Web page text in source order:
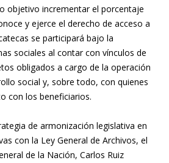
objetivo incrementar el porcentaje
y ejerce el derecho de acceso a
se participará bajo la
sociales al contar con vínculos de
obligados a cargo de la operación
social y, sobre todo, con quienes
con los beneficiarios.
de armonización legislativa en
con la Ley General de Archivos, el
de la Nación, Carlos Ruiz